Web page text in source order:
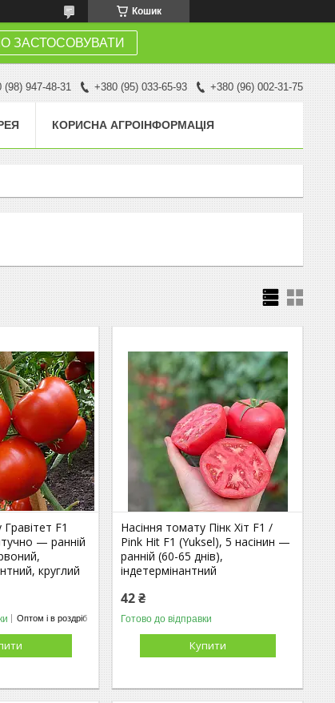
Кошик
ЗАСТОСОВУВАТИ
(98) 947-48-31 +380 (95) 033-65-93 +380 (96) 002-31-75
КОРИСНА АГРОІНФОРМАЦІЯ
F1
— ранній
круглий
Оптом і в роздріб
Насіння томату Пінк Хіт F1 /
Pink Hit F1 (Yuksel), 5 насінин —
ранній (60-65 днів),
індетермінантний
42 ₴
Готово до відправки
Купити